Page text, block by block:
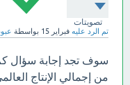
تصويتات
تم الرد عليه فبراير 15 بواسطة
سوف تجد إجابة سؤال
من إجمالي الإنتاج العالمي في سنة